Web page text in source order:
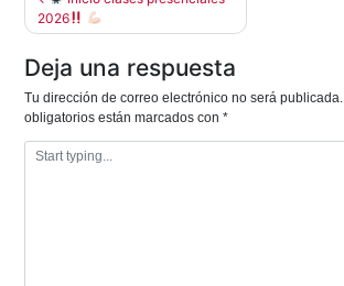
de
entradas
2026
Deja una respuesta
Tu dirección de correo electrónico no será publicada.
obligatorios están marcados con *